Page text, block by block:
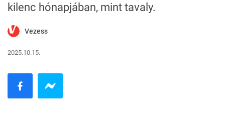
kilenc hónapjában, mint tavaly.
Vezess
2025.10.15.